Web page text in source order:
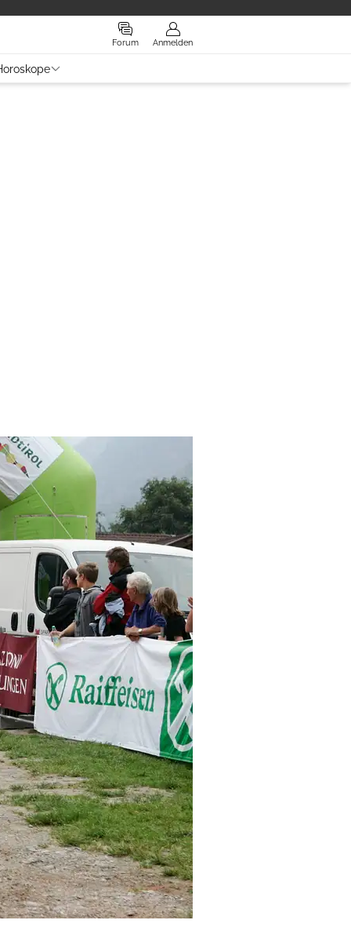
Forum Anmelden